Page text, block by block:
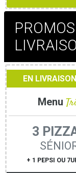
EN
Menu
3
+ 1 PEPSI OU